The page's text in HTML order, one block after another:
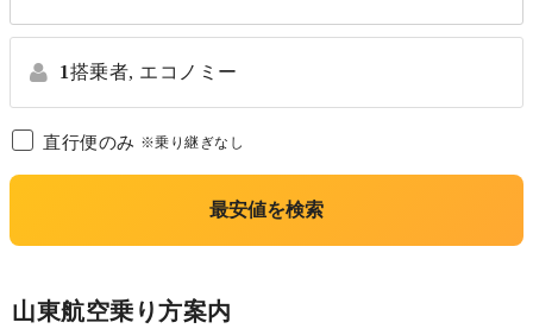
1搭乗者, エコノミー
直行便のみ ※乗り継ぎなし
最安値を検索
山東航空乗り方案内